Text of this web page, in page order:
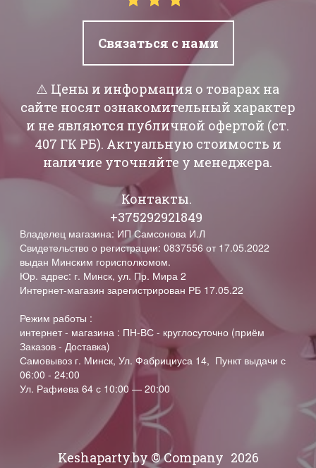
Связаться с нами
⚠️ Цены и информация о товарах на
сайте носят ознакомительный характер
и не являются публичной офертой (ст.
407 ГК РБ). Актуальную стоимость и
наличие уточняйте у менеджера.
Контакты.
+375292921849
Владелец магазина: ИП Самсонова И.Л
Свидетельство о регистрации: 0837556 от 17.05.2022
выдан Минским горисполкомом.
Юр. адрес: г. Минск, ул. Пр. Мира 2
Интернет-магазин зарегистрирован РБ 17.05.22
Режим работы :
интернет - магазина : ПН-ВС - круглосуточно (приём
Заказов - Доставка)
Самовывоз г. Минск, Ул. Фабрициуса 14, Пункт выдачи с
06:00 - 24:00
Ул. Рафиева 64 с 10:00 — 20:00
Keshaparty.by © Company 2026